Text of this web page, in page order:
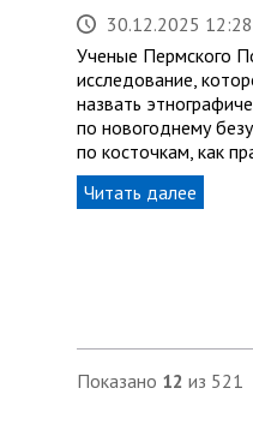
30.12.2025 12:28
Ученые Пермского
исследование,
назвать
по новогоднему
по косточкам, как
Читать далее
Показано 12 из 521